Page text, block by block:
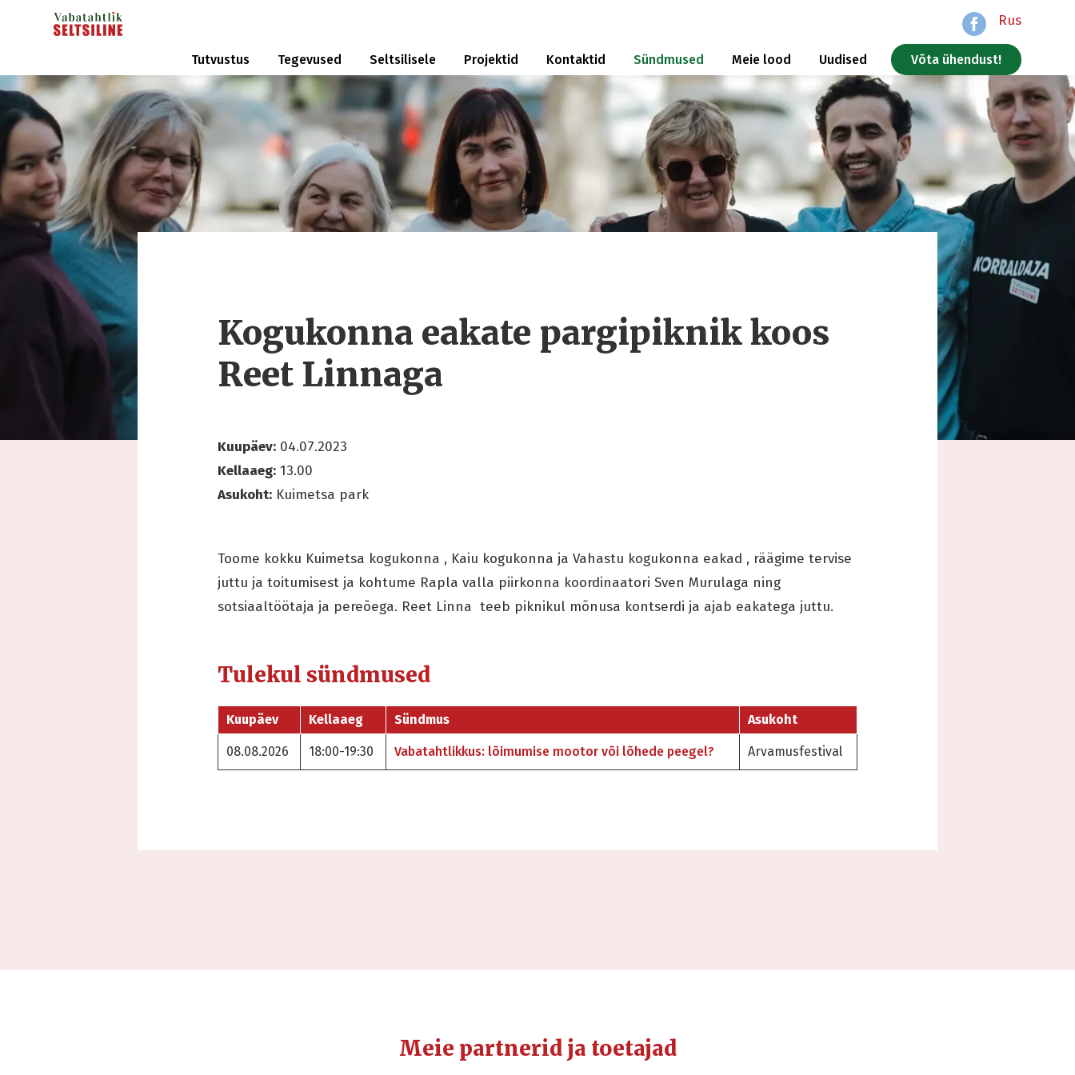
Rus
Tutvustus Tegevused Seltsilisele Projektid Kontaktid Sündmused Meie lood Uudised Võta ühendust!
Kogukonna eakate pargipiknik koos
Reet Linnaga
Kuupäev: 04.07.2023
Kellaaeg: 13.00
Asukoht: Kuimetsa park
Toome kokku Kuimetsa kogukonna , Kaiu kogukonna ja Vahastu kogukonna eakad , räägime tervise
juttu ja toitumisest ja kohtume Rapla valla piirkonna koordinaatori Sven Murulaga ning
sotsiaaltöötaja ja pereõega. Reet Linna teeb piknikul mõnusa kontserdi ja ajab eakatega juttu.
Tulekul sündmused
Kuupäev Kellaaeg Sündmus Asukoht
08.08.2026 18:00-19:30 Vabatahtlikkus: lõimumise mootor või lõhede peegel? Arvamusfestival
Meie partnerid ja toetajad